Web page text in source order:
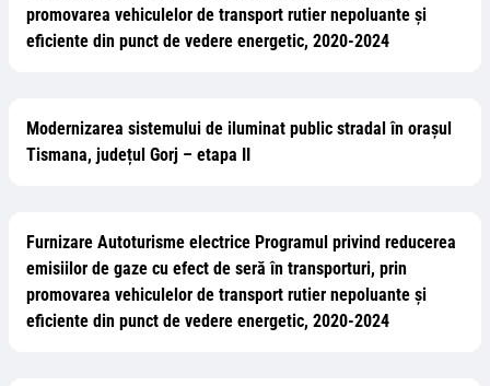
promovarea vehiculelor de transport rutier nepoluante și
eficiente din punct de vedere energetic, 2020-2024
Modernizarea sistemului de iluminat public stradal în orașul
Tismana, județul Gorj – etapa II
Furnizare Autoturisme electrice Programul privind reducerea
emisiilor de gaze cu efect de seră în transporturi, prin
promovarea vehiculelor de transport rutier nepoluante și
eficiente din punct de vedere energetic, 2020-2024